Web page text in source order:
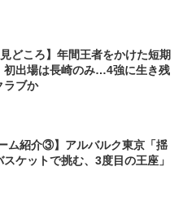
見どころ】年間王者をかけた短期
初出場は長崎のみ…4強に生き残
ラブか
ム紹介③】アルバルク東京「揺
ケットで挑む、3度目の王座」